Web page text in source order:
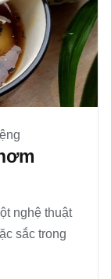
nghệ thuật
sắc trong